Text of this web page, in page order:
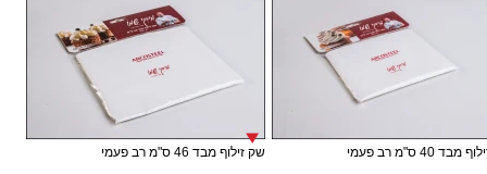
40 ס"מ רב פעמי שק זילוף מבד 46 ס"מ רב פעמי